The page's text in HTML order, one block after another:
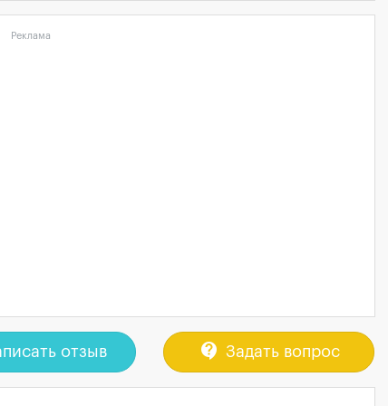
Реклама
отзыв contact_support Задать вопрос